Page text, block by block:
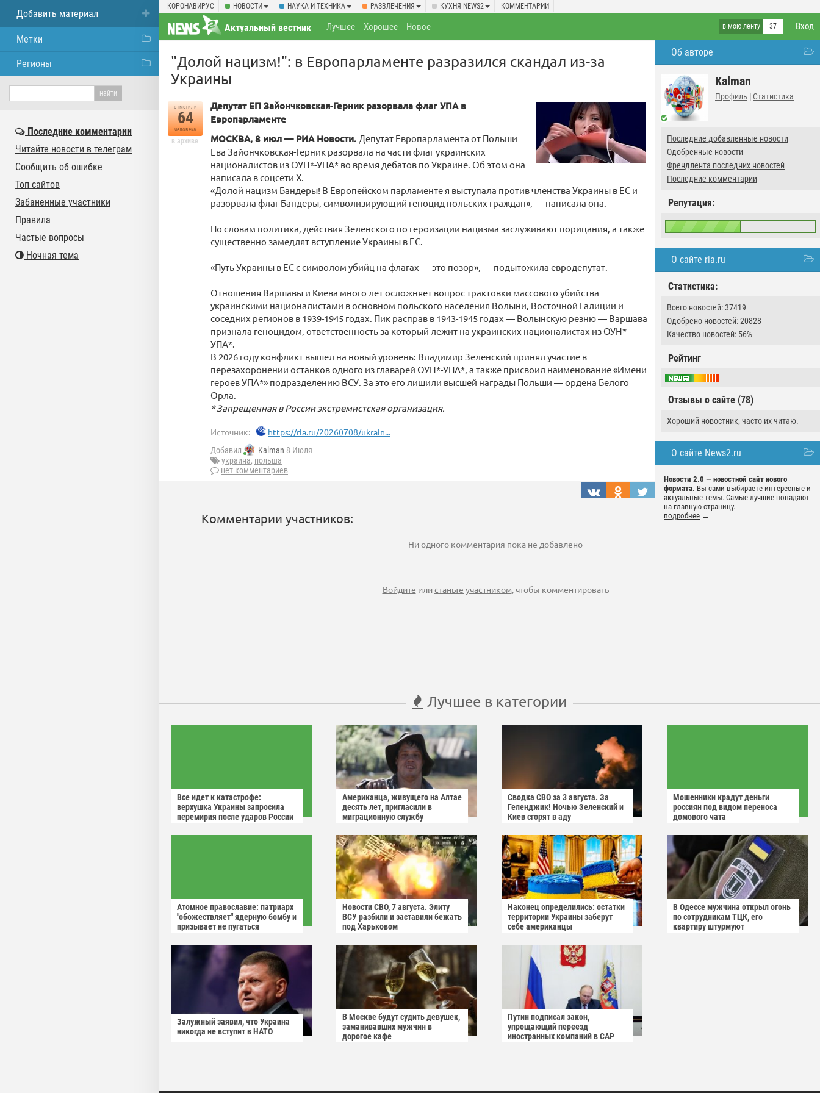
КОРОНАВИРУС НОВОСТИ НАУКА И ТЕХНИКА РАЗВЛЕЧЕНИЯ КУХНЯ NEWS2 КОММЕНТАРИИ
Вход
Актуальный вестник в мою ленту 37
Лучшее Хорошее Новое
Об авторе
Kalman
Профиль | Статистика
Последние добавленные новости
Одобренные новости
Френдлента последних новостей
Последние комментарии
Репутация:
О сайте ria.ru
Статистика:
Всего новостей: 37419
Одобрено новостей: 20828
Качество новостей: 56%
Рейтинг
Отзывы о сайте (78)
Хороший новостник, часто их читаю.
О сайте News2.ru
Новости 2.0 — новостной сайт нового
формата. Вы сами выбираете интересные и
актуальные темы. Самые лучшие попадают
на главную страницу.
подробнее →
"Долой нацизм!": в Европарламенте разразился скандал из-за
Украины
отметили
64
человека
в архиве
Депутат ЕП Зайончковская-Герник разорвала флаг УПА в
Европарламенте
МОСКВА, 8 июл — РИА Новости. Депутат Европарламента от Польши
Ева Зайончковская-Герник разорвала на части флаг украинских
националистов из ОУН*-УПА* во время дебатов по Украине. Об этом она
написала в соцсети X.
«Долой нацизм Бандеры! В Европейском парламенте я выступала против членства Украины в ЕС и
разорвала флаг Бандеры, символизирующий геноцид польских граждан», — написала она.
По словам политика, действия Зеленского по героизации нацизма заслуживают порицания, а также
существенно замедлят вступление Украины в ЕС.
«Путь Украины в ЕС с символом убийц на флагах — это позор», — подытожила евродепутат.
Отношения Варшавы и Киева много лет осложняет вопрос трактовки массового убийства
украинскими националистами в основном польского населения Волыни, Восточной Галиции и
соседних регионов в 1939-1945 годах. Пик расправ в 1943-1945 годах — Волынскую резню — Варшава
признала геноцидом, ответственность за который лежит на украинских националистах из ОУН*-
УПА*.
В 2026 году конфликт вышел на новый уровень: Владимир Зеленский принял участие в
перезахоронении останков одного из главарей ОУН*-УПА*, а также присвоил наименование «Имени
героев УПА*» подразделению ВСУ. За это его лишили высшей награды Польши — ордена Белого
Орла.
* Запрещенная в России экстремистская организация.
Источник: https://ria.ru/20260708/ukrain...
Добавил Kalman 8 Июля
украина, польша
нет комментариев
Комментарии участников:
Ни одного комментария пока не добавлено
Войдите илистаньте участником, чтобы комментировать
Лучшее в категории
Все идет к катастрофе:
верхушка Украины запросила
перемирия после ударов России
Американца, живущего на Алтае
десять лет, пригласили в
миграционную службу
Сводка СВО за 3 августа. За
Геленджик! Ночью Зеленский и
Киев сгорят в аду
Мошенники крадут деньги
россиян под видом переноса
домового чата
Атомное православие: патриарх
"обожествляет" ядерную бомбу и
призывает не пугаться
Новости СВО, 7 августа. Элиту
ВСУ разбили и заставили бежать
под Харьковом
Наконец определились: остатки
территории Украины заберут
себе американцы
В Одессе мужчина открыл огонь
по сотрудникам ТЦК, его
квартиру штурмуют
Залужный заявил, что Украина
никогда не вступит в НАТО
В Москве будут судить девушек,
заманивавших мужчин в
дорогое кафе
Путин подписал закон,
упрощающий переезд
иностранных компаний в САР
Добавить материал
Метки
Регионы
Последние комментарии
Читайте новости в телеграм
Сообщить об ошибке
Топ сайтов
Забаненные участники
Правила
Частые вопросы
Ночная тема